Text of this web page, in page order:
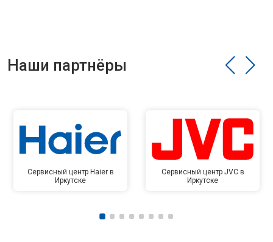
Наши партнёры
Сервисный центр Haier в
Иркутске
Сервисный центр JVC в
Иркутске